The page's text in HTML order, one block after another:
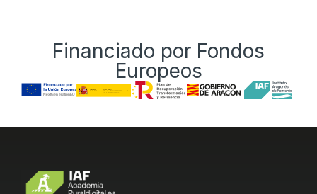
Financiado por Fondos
Europeos